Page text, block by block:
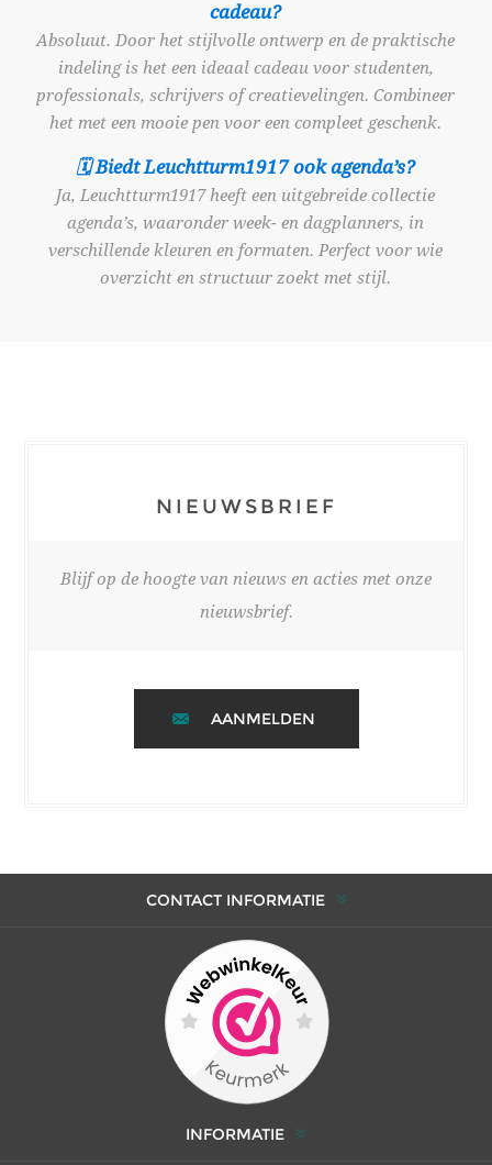
cadeau?
Absoluut. Door het stijlvolle ontwerp en de praktische
indeling is het een ideaal cadeau voor studenten,
professionals, schrijvers of creatievelingen. Combineer
het met een mooie pen voor een compleet geschenk.
🗓️ Biedt Leuchtturm1917 ook agenda’s?
Ja, Leuchtturm1917 heeft een uitgebreide collectie
agenda’s, waaronder week- en dagplanners, in
verschillende kleuren en formaten. Perfect voor wie
overzicht en structuur zoekt met stijl.
NIEUWSBRIEF
Blijf op de hoogte van nieuws en acties met onze
nieuwsbrief.
AANMELDEN
CONTACT INFORMATIE
INFORMATIE